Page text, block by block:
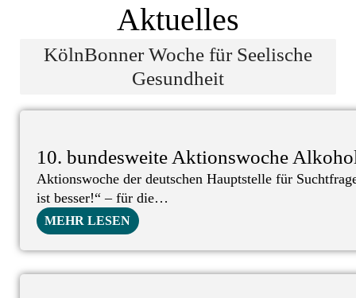
Aktuelles
KölnBonner Woche für Seelische
Gesundheit
10. bundesweite Aktionswoche
Aktionswoche der deutschen Hauptstelle für
ist besser!“ – für die…
MEHR LESEN